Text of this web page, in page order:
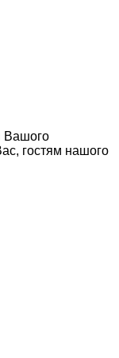
Вашого
гостям нашого